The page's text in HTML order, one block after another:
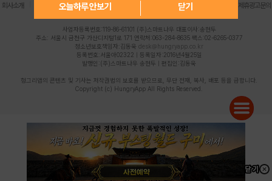
오늘하루 안보기 닫기
회사소개 | 개인정보 처리방침 불법촬영물 신고센터 제휴광고문의
사업자등록번호:119-86-61101 (주)스마트나우 대표이사:송현두
주소: 서울시 금천구 가산디지털1로 171 연락처:063-284-8635 팩스:02-6265-0377
청소년보호책임자:김동욱 desk@hungryapp.co.kr
등록번호:서울아02322 | 등록일자:2016년4월25일
발행인:(주)스마트나우 송현두 | 편집인:김동욱
헝그리앱의 콘텐츠 및 기사는 저작권법의 보호를 받으므로, 무단 전재, 복사, 배포 등을 금합니다.
Copyright (c) HungryApp All Rights Reserved.